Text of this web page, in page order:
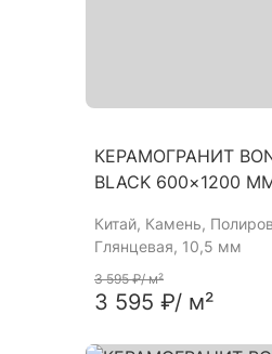
КЕРАМОГРАНИТ
BLACK 600×1200
Китай, Камень,
Глянцевая, 10,5 мм
3 595 ₽/ м²
3 595 ₽/ м²